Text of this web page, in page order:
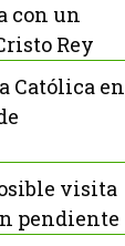
con un
Rey
Católica en
visita
pendiente